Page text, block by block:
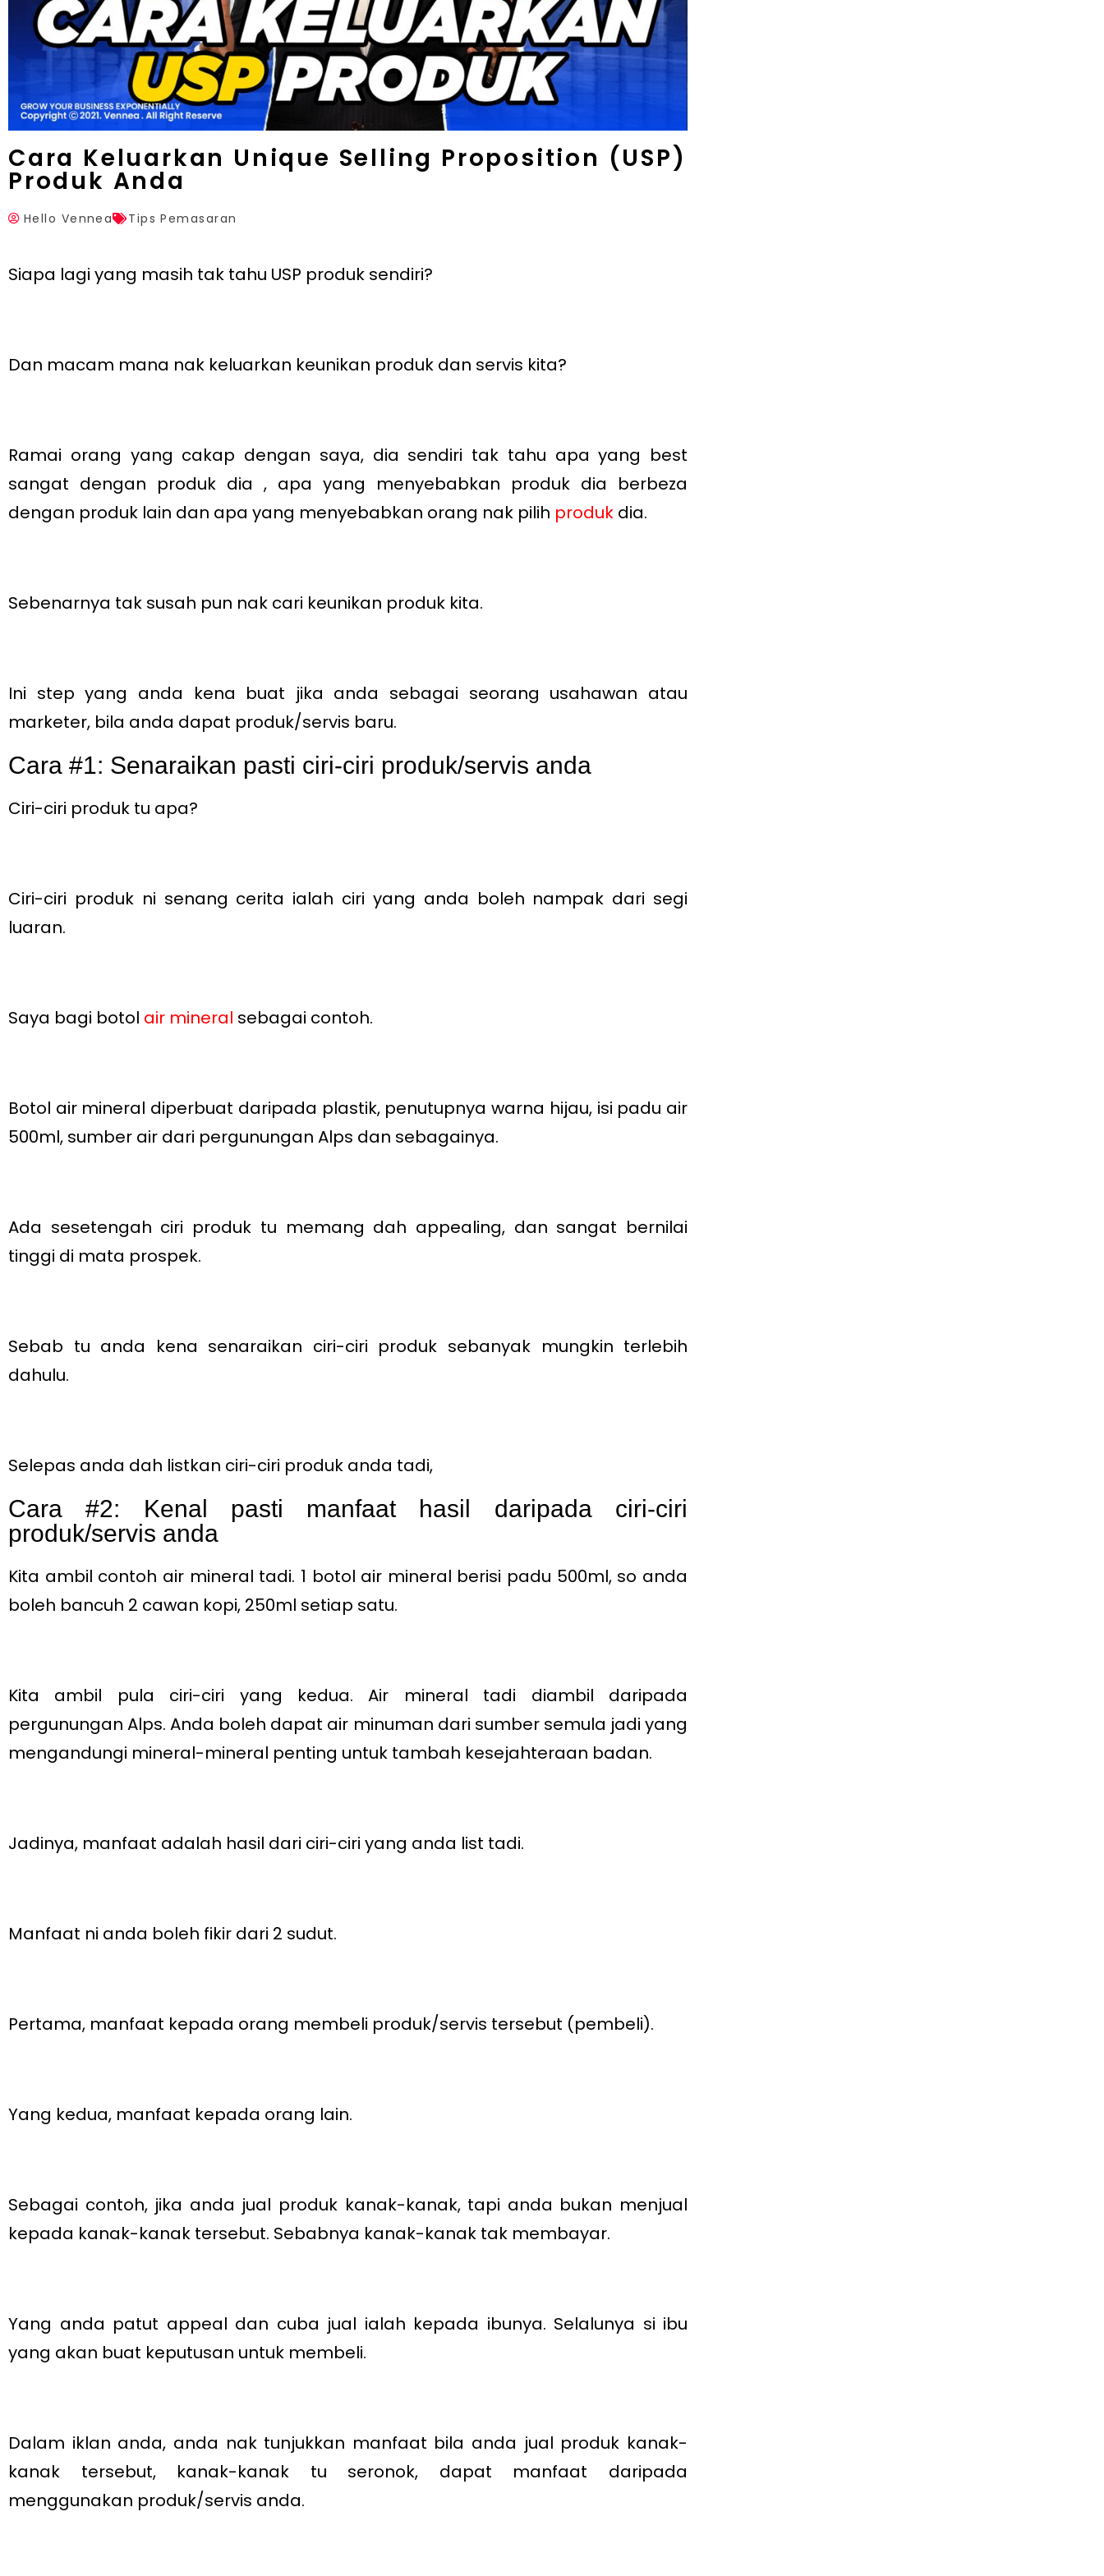
Cara Keluarkan Unique Selling Proposition (USP)
Produk Anda
Hello Vennea Tips Pemasaran
Siapa lagi yang masih tak tahu USP produk sendiri?
Dan macam mana nak keluarkan keunikan produk dan servis kita?
Ramai orang yang cakap dengan saya, dia sendiri tak tahu apa yang best
sangat dengan produk dia , apa yang menyebabkan produk dia berbeza
dengan produk lain dan apa yang menyebabkan orang nak pilih produk dia.
Sebenarnya tak susah pun nak cari keunikan produk kita.
Ini step yang anda kena buat jika anda sebagai seorang usahawan atau
marketer, bila anda dapat produk/servis baru.
Cara #1: Senaraikan pasti ciri-ciri produk/servis anda
Ciri-ciri produk tu apa?
Ciri-ciri produk ni senang cerita ialah ciri yang anda boleh nampak dari segi
luaran.
Saya bagi botol air mineral sebagai contoh.
Botol air mineral diperbuat daripada plastik, penutupnya warna hijau, isi padu air
500ml, sumber air dari pergunungan Alps dan sebagainya.
Ada sesetengah ciri produk tu memang dah appealing, dan sangat bernilai
tinggi di mata prospek.
Sebab tu anda kena senaraikan ciri-ciri produk sebanyak mungkin terlebih
dahulu.
Selepas anda dah listkan ciri-ciri produk anda tadi,
Cara #2: Kenal pasti manfaat hasil daripada ciri-ciri
produk/servis anda
Kita ambil contoh air mineral tadi. 1 botol air mineral berisi padu 500ml, so anda
boleh bancuh 2 cawan kopi, 250ml setiap satu.
Kita ambil pula ciri-ciri yang kedua. Air mineral tadi diambil daripada
pergunungan Alps. Anda boleh dapat air minuman dari sumber semula jadi yang
mengandungi mineral-mineral penting untuk tambah kesejahteraan badan.
Jadinya, manfaat adalah hasil dari ciri-ciri yang anda list tadi.
Manfaat ni anda boleh fikir dari 2 sudut.
Pertama, manfaat kepada orang membeli produk/servis tersebut (pembeli).
Yang kedua, manfaat kepada orang lain.
Sebagai contoh, jika anda jual produk kanak-kanak, tapi anda bukan menjual
kepada kanak-kanak tersebut. Sebabnya kanak-kanak tak membayar.
Yang anda patut appeal dan cuba jual ialah kepada ibunya. Selalunya si ibu
yang akan buat keputusan untuk membeli.
Dalam iklan anda, anda nak tunjukkan manfaat bila anda jual produk kanak-
kanak tersebut, kanak-kanak tu seronok, dapat manfaat daripada
menggunakan produk/servis anda.